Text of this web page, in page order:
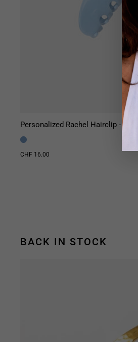
Personalized Rachel Hairclip -
CHF 16.00
BACK IN STOCK